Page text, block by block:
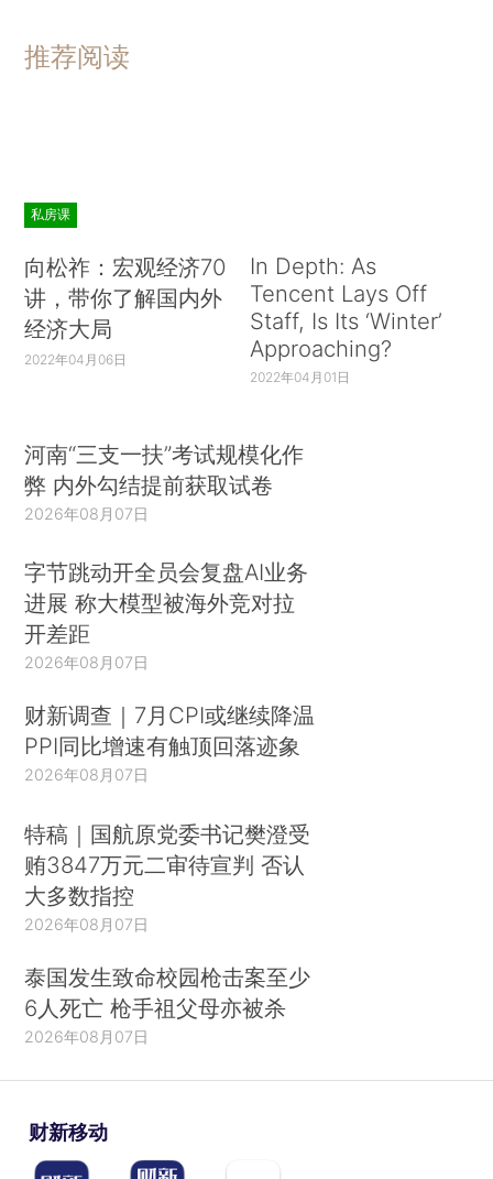
推荐阅读
私房课
向松祚：宏观经济70
讲，带你了解国内外
经济大局
2022年04月06日
In Depth: As
Tencent Lays Off
Staff, Is Its ‘Winter’
Approaching?
2022年04月01日
河南“三支一扶”考试规模化作
弊 内外勾结提前获取试卷
2026年08月07日
字节跳动开全员会复盘AI业务
进展 称大模型被海外竞对拉
开差距
2026年08月07日
财新调查｜7月CPI或继续降温
PPI同比增速有触顶回落迹象
2026年08月07日
特稿｜国航原党委书记樊澄受
贿3847万元二审待宣判 否认
大多数指控
2026年08月07日
泰国发生致命校园枪击案至少
6人死亡 枪手祖父母亦被杀
2026年08月07日
财新移动